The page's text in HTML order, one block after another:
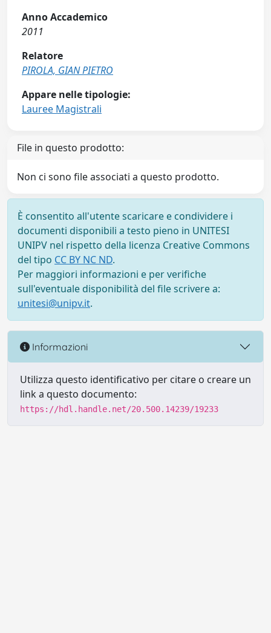
Anno Accademico
2011
Relatore
PIROLA, GIAN PIETRO
Appare nelle tipologie:
Lauree Magistrali
File in questo prodotto:
Non ci sono file associati a questo prodotto.
È consentito all'utente scaricare e condividere i
documenti disponibili a testo pieno in UNITESI
UNIPV nel rispetto della licenza Creative Commons
del tipo CC BY NC ND.
Per maggiori informazioni e per verifiche
sull'eventuale disponibilità del file scrivere a:
unitesi@unipv.it.
Informazioni
Utilizza questo identificativo per citare o creare un
link a questo documento:
https://hdl.handle.net/20.500.14239/19233